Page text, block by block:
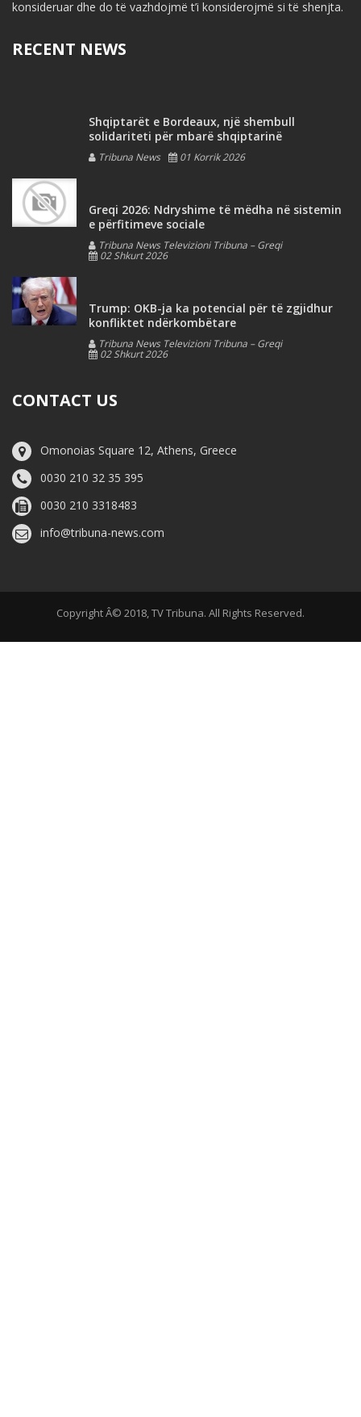
konsideruar dhe do të vazhdojmë t’i konsiderojmë si të shenjta.
RECENT NEWS
Shqiptarët e Bordeaux, një shembull
solidariteti për mbarë shqiptarinë
Tribuna News 01 Korrik 2026
Greqi 2026: Ndryshime të mëdha në sistemin
e përfitimeve sociale
Tribuna News Televizioni Tribuna – Greqi
02 Shkurt 2026
Trump: OKB-ja ka potencial për të zgjidhur
konfliktet ndërkombëtare
Tribuna News Televizioni Tribuna – Greqi
02 Shkurt 2026
CONTACT US
Omonoias Square 12, Athens, Greece
0030 210 32 35 395
0030 210 3318483
info@tribuna-news.com
Copyright Â© 2018, TV Tribuna. All Rights Reserved.